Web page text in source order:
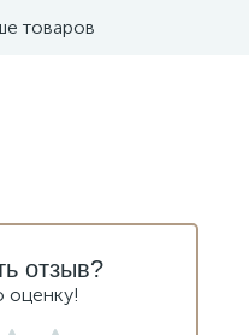
товаров
отзыв?
оценку!